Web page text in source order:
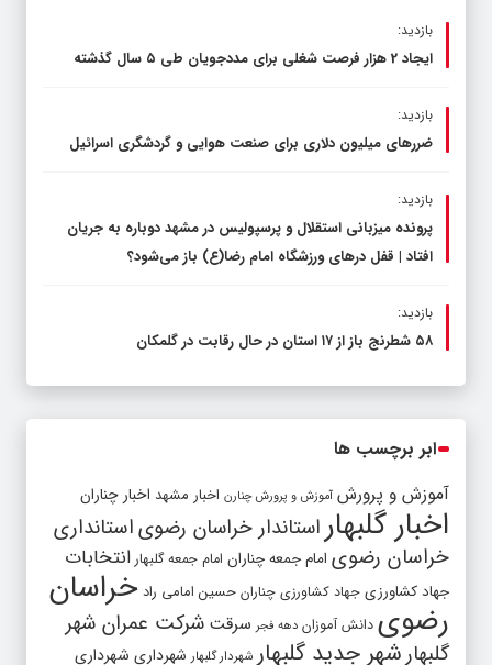
بازدید:
ایجاد 2 هزار فرصت شغلی برای مددجویان طی ۵ سال گذشته
بازدید:
ضررهای میلیون دلاری برای صنعت هوایی و گردشگری اسرائیل
بازدید:
پرونده میزبانی استقلال و پرسپولیس در مشهد دوباره به جریان
افتاد | قفل در‌های ورزشگاه امام رضا(ع) باز می‌شود؟
بازدید:
۵۸ شطرنج‌ باز از ۱۷ استان در حال رقابت در گلمکان
ابر برچسب ها
آموزش و پرورش آموزش و پرورش چنارن اخبار مشهد اخبار چناران
اخبار گلبهار استاندار خراسان رضویاستانداری
خراسان رضوی امام جمعه چناران امام جمعه گلبهار انتخابات
جهاد کشاورزی جهاد کشاورزی چناران حسین امامی راد خراسان
رضوی دانش آموزان دهه فجر سرقت شرکت عمران شهر
گلبهارشهر جدید گلبهار شهردار گلبهار شهرداری شهرداری